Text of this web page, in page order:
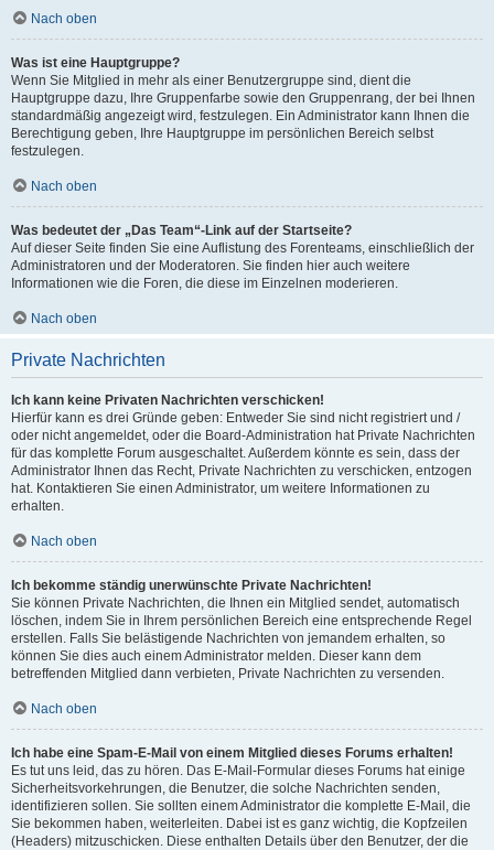
Nach oben
Was ist eine Hauptgruppe?
Wenn Sie Mitglied in mehr als einer Benutzergruppe sind, dient die
Hauptgruppe dazu, Ihre Gruppenfarbe sowie den Gruppenrang, der bei Ihnen
standardmäßig angezeigt wird, festzulegen. Ein Administrator kann Ihnen die
Berechtigung geben, Ihre Hauptgruppe im persönlichen Bereich selbst
festzulegen.
Nach oben
Was bedeutet der „Das Team“-Link auf der Startseite?
Auf dieser Seite finden Sie eine Auflistung des Forenteams, einschließlich der
Administratoren und der Moderatoren. Sie finden hier auch weitere
Informationen wie die Foren, die diese im Einzelnen moderieren.
Nach oben
Private Nachrichten
Ich kann keine Privaten Nachrichten verschicken!
Hierfür kann es drei Gründe geben: Entweder Sie sind nicht registriert und /
oder nicht angemeldet, oder die Board-Administration hat Private Nachrichten
für das komplette Forum ausgeschaltet. Außerdem könnte es sein, dass der
Administrator Ihnen das Recht, Private Nachrichten zu verschicken, entzogen
hat. Kontaktieren Sie einen Administrator, um weitere Informationen zu
erhalten.
Nach oben
Ich bekomme ständig unerwünschte Private Nachrichten!
Sie können Private Nachrichten, die Ihnen ein Mitglied sendet, automatisch
löschen, indem Sie in Ihrem persönlichen Bereich eine entsprechende Regel
erstellen. Falls Sie belästigende Nachrichten von jemandem erhalten, so
können Sie dies auch einem Administrator melden. Dieser kann dem
betreffenden Mitglied dann verbieten, Private Nachrichten zu versenden.
Nach oben
Ich habe eine Spam-E-Mail von einem Mitglied dieses Forums erhalten!
Es tut uns leid, das zu hören. Das E-Mail-Formular dieses Forums hat einige
Sicherheitsvorkehrungen, die Benutzer, die solche Nachrichten senden,
identifizieren sollen. Sie sollten einem Administrator die komplette E-Mail, die
Sie bekommen haben, weiterleiten. Dabei ist es ganz wichtig, die Kopfzeilen
(Headers) mitzuschicken. Diese enthalten Details über den Benutzer, der die